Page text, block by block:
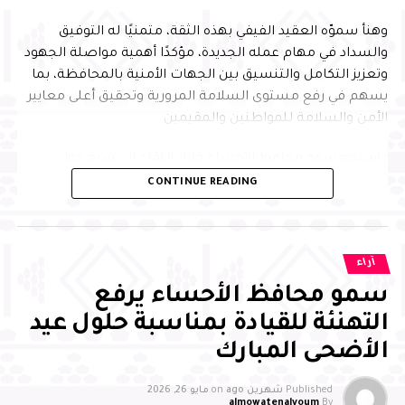
almowatenalyoum
وهنأ سموّه العقيد الفيفي بهذه الثقة، متمنيًا له التوفيق
والسداد في مهام عمله الجديدة، مؤكدًا أهمية مواصلة الجهود
وتعزيز التكامل والتنسيق بين الجهات الأمنية بالمحافظة، بما
يسهم في رفع مستوى السلامة المرورية وتحقيق أعلى معايير
الأمن والسلامة للمواطنين والمقيمين
مؤشرات وإحصائيات أداء السلامة المرورية بالمحافظة، مشددًا
على أهمية مواصلة العمل الميداني وتطوير المبادرات المرورية
التي تسهم في تعزيز جودة الحياة وتحقيق مستهدفات رؤية
من جانبه أعرب العقيد الفيفي عن شكره لسمو محافظ الأحساء
على توجيهاته السديدة واهتمامه الدائم بدعم الجهود الأمنية
والمرورية، مؤكدًا حرصه على بذل كل الجهود لخدمة المحافظة
والارتقاء بمنظومة السلامة المرورية
CONTINUE READING
آراء
سمو محافظ الأحساء يرفع
التهنئة للقيادة بمناسبة حلول عيد
الأضحى المبارك
Published شهرين ago on مايو 26, 2026